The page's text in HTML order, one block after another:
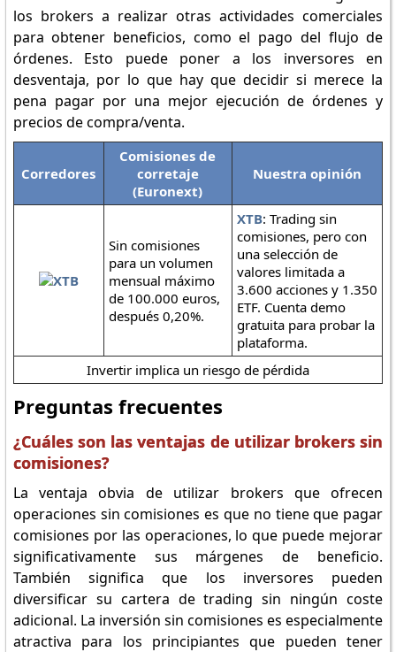
los brokers a realizar otras actividades comerciales
para obtener beneficios, como el pago del flujo de
órdenes. Esto puede poner a los inversores en
desventaja, por lo que hay que decidir si merece la
pena pagar por una mejor ejecución de órdenes y
precios de compra/venta.
Corredores
Comisiones de
corretaje
(Euronext)
Nuestra opinión
Sin comisiones
para un volumen
mensual máximo
de 100.000 euros,
después 0,20%.
XTB: Trading sin
comisiones, pero con
una selección de
valores limitada a
3.600 acciones y 1.350
ETF. Cuenta demo
gratuita para probar la
plataforma.
Invertir implica un riesgo de pérdida
Preguntas frecuentes
¿Cuáles son las ventajas de utilizar brokers sin
comisiones?
La ventaja obvia de utilizar brokers que ofrecen
operaciones sin comisiones es que no tiene que pagar
comisiones por las operaciones, lo que puede mejorar
significativamente sus márgenes de beneficio.
También significa que los inversores pueden
diversificar su cartera de trading sin ningún coste
adicional. La inversión sin comisiones es especialmente
atractiva para los principiantes que pueden tener